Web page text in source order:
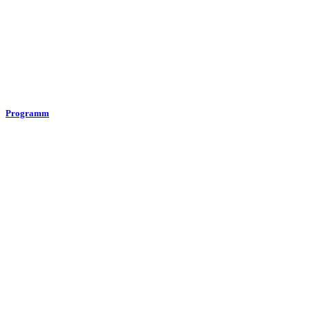
Programm